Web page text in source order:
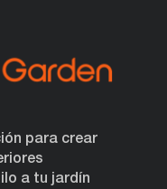
para crear
a tu jardín